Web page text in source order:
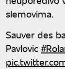
slemovima.
Sauver des
Pavlovic